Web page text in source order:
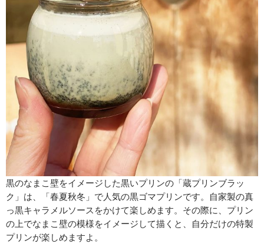
黒のなまこ壁をイメージした黒いプリンの「蔵プリンブラッ
ク」は、「春夏秋冬」で人気の黒ゴマプリンです。自家製の真
っ黒キャラメルソースをかけて楽しめます。その際に、プリン
の上でなまこ壁の模様をイメージして描くと、自分だけの特製
プリンが楽しめますよ。